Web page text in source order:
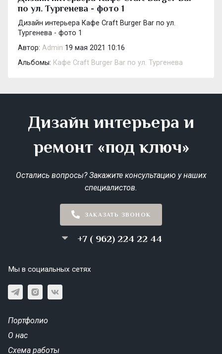
по ул. Тургенева - фото 1
Дизайн интерьера Кафе Craft Burger Bar по ул.
Тургенева - фото 1
Автор: Admin 19 мая 2021 10:16
Альбомы: Кафе Craft Burger Bar по ул. Тургенева
Дизайн интерьера и
ремонт «под ключ»
Остались вопросы? Закажите консультацию у наших
специалистов.
ЗАКАЗАТЬ ЗВОНОК
+7 ( 962) 224 22 44
Мы в социальных сетях
Портфолио
О нас
Схема работы